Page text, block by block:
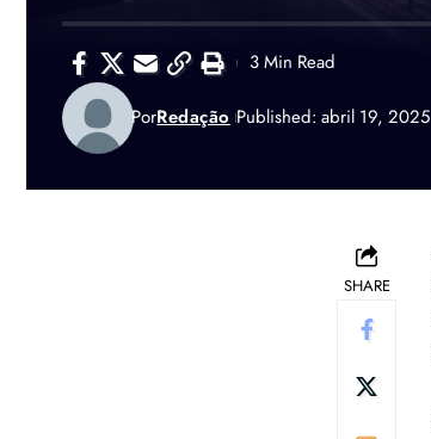
PorRedação Published: abril 19, 2025
3 Min Read
SHARE